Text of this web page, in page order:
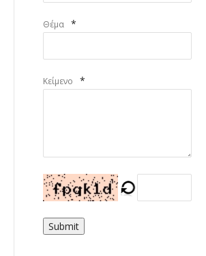
Θέμα *
Κείμενο *
Submit